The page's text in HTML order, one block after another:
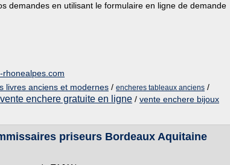
demandes en utilisant le formulaire en ligne de demande
rhonealpes.com
livres anciens et modernes / encheres tableaux anciens /
vente enchere gratuite en ligne / vente enchere bijoux
priseurs Bordeaux Aquitaine